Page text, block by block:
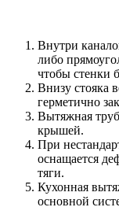
Внутри
либо
чтобы стенки
Внизу стояка
герметично
Вытяжная
крышей.
При
оснащается
тяги.
Кухонная
основной